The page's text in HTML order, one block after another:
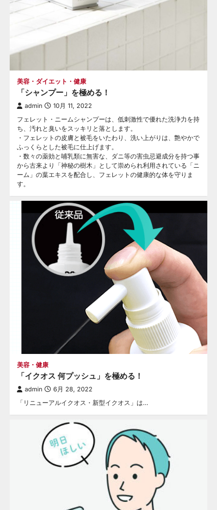
美容・ダイエット・健康
「シャンプー」を極める！
admin 10月 11, 2022
フェレット・ニームシャンプーは、低刺激性で優れた洗浄力を持
ち、汚れと臭いをスッキリと落とします。
・フェレットの皮膚と被毛をいたわり、洗い上がりは、艶やかで
ふっくらとした被毛に仕上げます。
・数々の薬効と哺乳類に無害な、ダニ等の害虫忌避成分を持つ事
から古来より「神秘の樹木」として崇められ利用されている「ニ
ーム」の葉エキスを配合し、フェレットの健康的な体を守りま
す。
美容・健康
「イクオス 何プッシュ」を極める！
admin 6月 28, 2022
「リニューアルイクオス・新型イクオス」は…